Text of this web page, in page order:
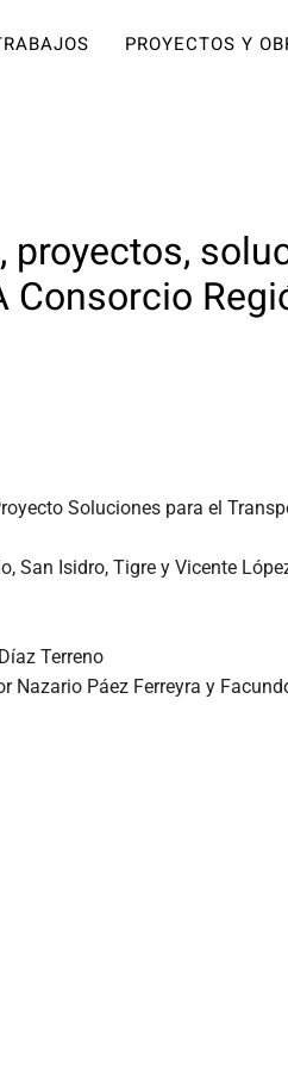
PROYECTOS Y
proyectos,
Consorcio
Soluciones para el
San Isidro, Tigre y Vicente
Terreno
Nazario Páez Ferreyra y